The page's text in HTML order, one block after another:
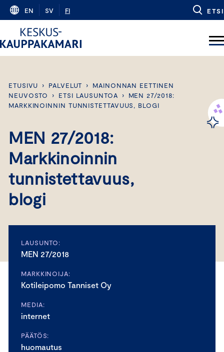
Skip
content
EN SV FI ETSI
ETUSIVU › PALVELUT ›
MAINONNAN EETTINEN
NEUVOSTO
› ETSI LAUSUNTOA ›
MEN 27/2018:
MARKKINOINNIN TUNNISTETTAVUUS, BLOGI
MEN 27/2018:
Markkinoinnin
tunnistettavuus,
blogi
LAUSUNTO:
MEN 27/2018
MARKKINOIJA:
Kotileipomo Tanniset Oy
MEDIA:
internet
PÄÄTÖS:
huomautus